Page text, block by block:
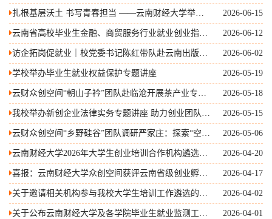
2026年线下招生宣传工作
扎根基层沃土 书写青春担当 ——云南财经大学举行
2026届毕业生基层就业出征仪式
2026-06-15
云南省高校毕业生金融、商贸服务行业就业创业指导
委员会成立大会在云南财经大学召开
2026-06-12
访企拓岗促就业｜校党委书记陈红带队赴云南出版集
团开展座谈交流
2026-06-02
学校举办毕业生就业权益保护专题讲座 2026-05-19
云财众创空间“朝山子衿”团队赴临沧开展茶产业专项
调研
2026-05-18
我校举办新创企业法律实务专题讲座 助力创业团队规
范运营
2026-05-15
云财众创空间“乡野硅谷”团队调研严家庄：探索“空港
旅居+创客经济”赋能乡村振兴
2026-05-06
云南财经大学2026年大学生创业培训合作机构遴选结
果公示
2026-04-20
喜报：云南财经大学众创空间获评云南省级创业孵化
A类载体
2026-04-17
关于邀请相关机构参与我校大学生培训工作遴选的通
告
2026-04-02
关于公布云南财经大学及各学院毕业生就业监测工作
2026-04-01